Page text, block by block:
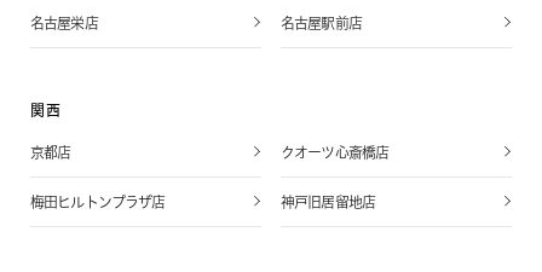
名古屋栄店 名古屋駅前店
関西
京都店 クオーツ心斎橋店
梅田ヒルトンプラザ店 神戸旧居留地店